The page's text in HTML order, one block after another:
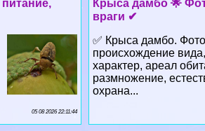
Крыса дамбо 🌟
враги ✔
✅ Крыса дамбо.
происхождение
хаpaктер, ареал
размножение,
охрана...
05 08 2026 22:11:44